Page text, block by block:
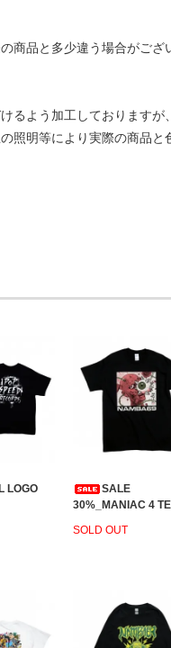
商品と多少違う場合がござ
るよう加工しておりますが、
照明等により実際の商品と
LOGO
SALE
30%_MANIAC 4
SOLD OUT